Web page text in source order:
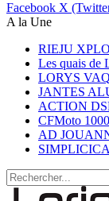
Facebook X
A la Une
RIEJU
Les quais de
LORYS
JANTES
ACTION
CFMoto
AD